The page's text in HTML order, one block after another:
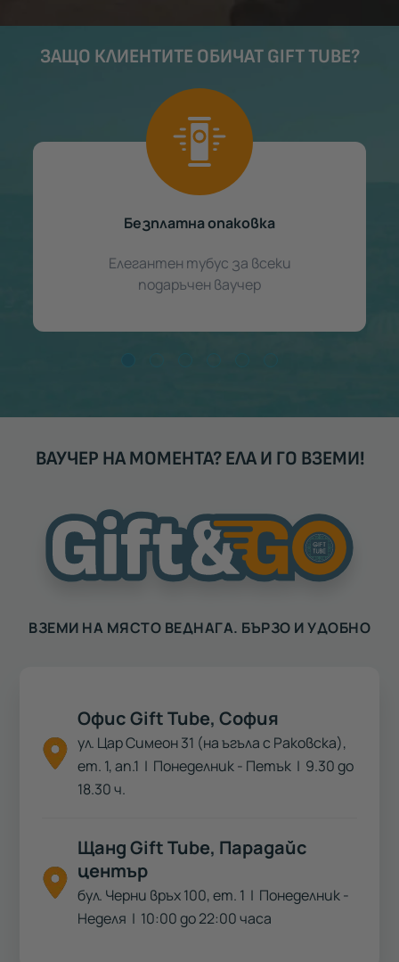
ЗАЩО КЛИЕНТИТЕ ОБИЧАТ GIFT TUBE?
Безплатна опаковка
Елегантен тубус за всеки
подаръчен ваучер
ВАУЧЕР НА МОМЕНТА? ЕЛА И ГО ВЗЕМИ!
ВЗЕМИ НА МЯСТО ВЕДНАГА. БЪРЗО И УДОБНО
Офис Gift Tube, София
ул. Цар Симеон 31 (на ъгъла с Раковска),
ет. 1, ап.1 | Понеделник - Петък | 9.30 до
18.30 ч.
Щанд Gift Tube, Парадайс
център
бул. Черни връх 100, ет. 1 | Понеделник -
Неделя | 10:00 до 22:00 часа